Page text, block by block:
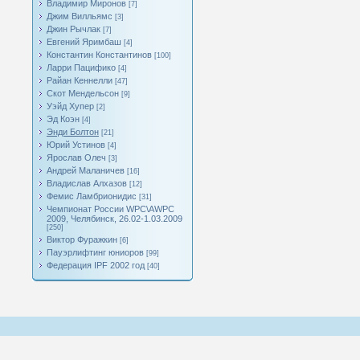
Владимир Миронов [7]
Джим Вилльямс [3]
Джин Рычлак [7]
Евгений Яримбаш [4]
Константин Константинов [100]
Ларри Пацифико [4]
Райан Кеннелли [47]
Скот Мендельсон [9]
Уэйд Хупер [2]
Эд Коэн [4]
Энди Болтон [21]
Юрий Устинов [4]
Ярослав Олеч [3]
Андрей Маланичев [16]
Владислав Алхазов [12]
Фемис Ламбрионидис [31]
Чемпионат России WPC\AWPC
2009, Челябинск, 26.02-1.03.2009
[250]
Виктор Фуражкин [6]
Пауэрлифтинг юниоров [99]
Федерация IPF 2002 год [40]